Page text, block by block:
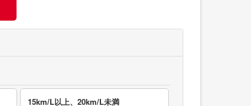
15km/L以上、20km/L未満